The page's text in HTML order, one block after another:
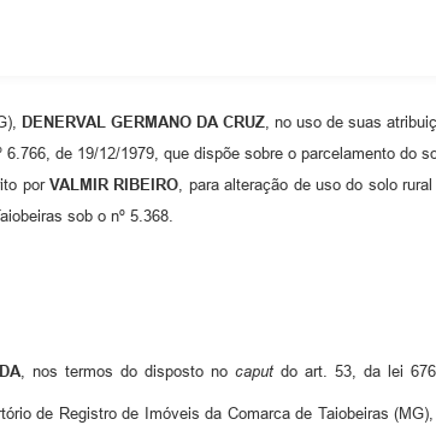
DENERVAL GERMANO DA CRUZ, no uso de suas
6.766, de 19/12/1979, que dispõe sobre o parcelamento do
porVALMIR RIBEIRO , para alteração de uso do solo
sob o nº 5.368.
, nos termos do disposto nocaput do art. 53, da lei
de Registro de Imóveis da Comarca de Taiobeiras